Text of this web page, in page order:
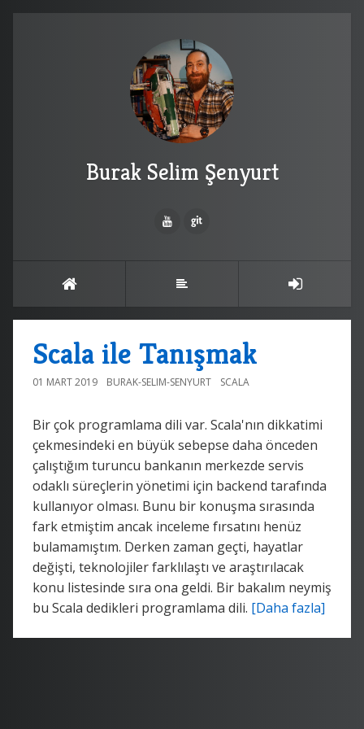
Burak Selim Şenyurt
Scala ile Tanışmak
01 MART 2019 BURAK-SELIM-SENYURT SCALA
Bir çok programlama dili var. Scala'nın dikkatimi
çekmesindeki en büyük sebepse daha önceden
çalıştığım turuncu bankanın merkezde servis
odaklı süreçlerin yönetimi için backend tarafında
kullanıyor olması. Bunu bir konuşma sırasında
fark etmiştim ancak inceleme fırsatını henüz
bulamamıştım. Derken zaman geçti, hayatlar
değişti, teknolojiler farklılaştı ve araştırılacak
konu listesinde sıra ona geldi. Bir bakalım neymiş
bu Scala dedikleri programlama dili. [Daha fazla]